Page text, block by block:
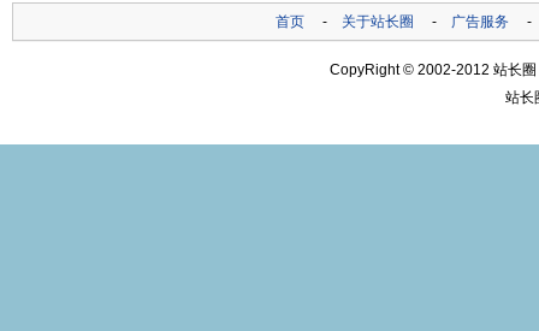
首页 - 关于站长圈 - 广告服务
CopyRight © 2002-2012 站长圈
站长